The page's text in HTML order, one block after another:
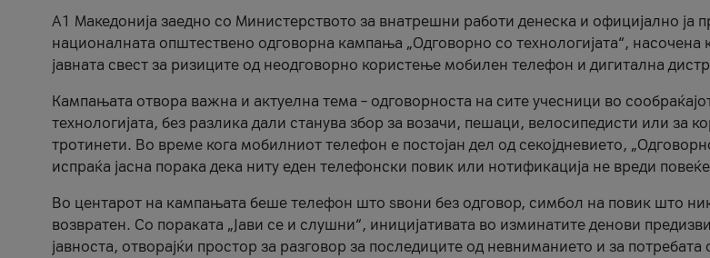
A1 Македонија заедно со Министерството за внатрешни работи денеска и официјално ја
националната општествено одговорна кампања „Одговорно со технологијата“, насочена
јавната свест за ризиците од неодговорно користење мобилен телефон и дигитална
Кампањата отвора важна и актуелна тема – одговорноста на сите учесници во
технологијата, без разлика дали станува збор за возачи, пешаци, велосипедисти или за
тротинети. Во време кога мобилниот телефон е постојан дел од секојдневието,
испраќа јасна порака дека ниту еден телефонски повик или нотификација не вреди
Во центарот на кампањата беше телефон што ѕвони без одговор, симбол на повик што
возвратен. Со пораката „Јави се и слушни“, иницијативата во изминатите денови
јавноста, отворајќи простор за разговор за последиците од невниманието и за